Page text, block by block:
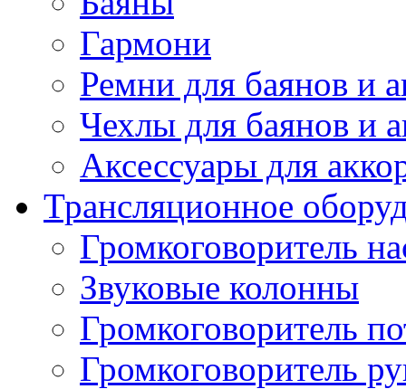
Гармони
Ремни для баянов и
Чехлы для баянов и
Аксессуары для
Трансляционное
Громкоговоритель
Звуковые колонны
Громкоговоритель
Громкоговоритель